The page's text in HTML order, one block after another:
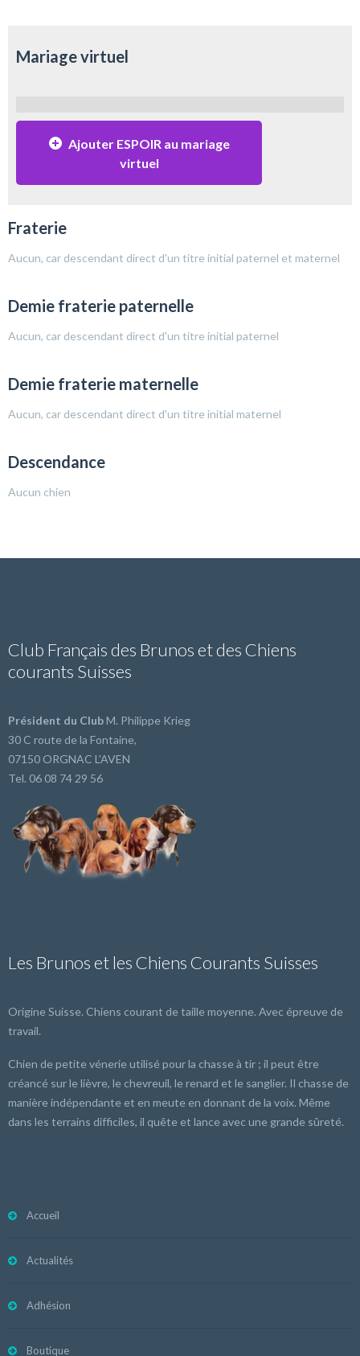
Mariage virtuel
Ajouter ESPOIR au mariage
virtuel
Fraterie
Aucun, car descendant direct d'un titre initial paternel et maternel
Demie fraterie paternelle
Aucun, car descendant direct d'un titre initial paternel
Demie fraterie maternelle
Aucun, car descendant direct d'un titre initial maternel
Descendance
Aucun chien
Club Français des Brunos et des Chiens
courants Suisses
Président du ClubM. Philippe Krieg
30 C route de la Fontaine,
07150 ORGNAC L'AVEN
Tel. 06 08 74 29 56
Les Brunos et les Chiens Courants Suisses
Origine Suisse. Chiens courant de taille moyenne. Avec épreuve de
travail.
Chien de petite vénerie utilisé pour la chasse à tir ; il peut être
créancé sur le lièvre, le chevreuil, le renard et le sanglier. Il chasse de
manière indépendante et en meute en donnant de la voix. Même
dans les terrains difficiles, il quête et lance avec une grande sûreté.
Accueil
Actualités
Adhésion
Boutique